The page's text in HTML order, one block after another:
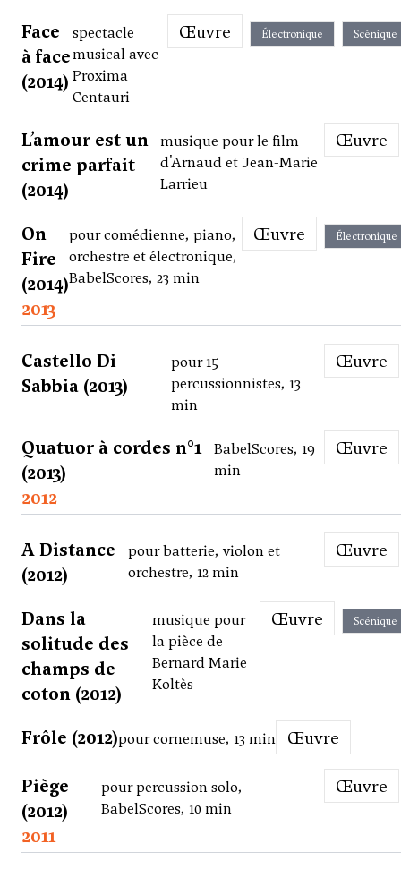
Face
à face
(2014)
spectacle
musical avec
Proxima
Centauri
Œuvre Électronique Scénique
L’amour est un
crime parfait
(2014)
musique pour le film
d'Arnaud et Jean-Marie
Larrieu
Œuvre
On
Fire
(2014)
pour comédienne, piano,
orchestre et électronique,
BabelScores, 23 min
Œuvre Électronique
2013
Castello Di
Sabbia (2013)
pour 15
percussionnistes, 13
min
Œuvre
Quatuor à cordes n°1
(2013)
BabelScores, 19
min
Œuvre
2012
A Distance
(2012)
pour batterie, violon et
orchestre, 12 min
Œuvre
Dans la
solitude des
champs de
coton (2012)
musique pour
la pièce de
Bernard Marie
Koltès
Œuvre Scénique
Frôle (2012)pour cornemuse, 13 min Œuvre
Piège
(2012)
pour percussion solo,
BabelScores, 10 min
Œuvre
2011